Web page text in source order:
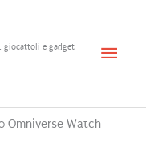
giocattoli e gadget
Menu
Omniverse Watch